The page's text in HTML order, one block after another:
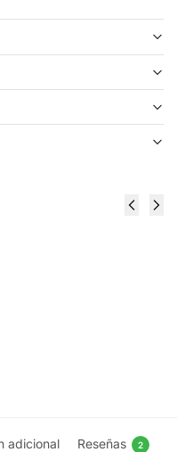
adicional Reseñas 2